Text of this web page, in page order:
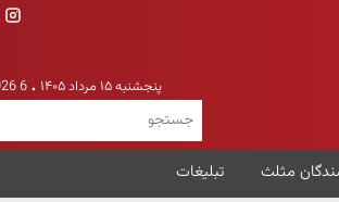
پنجشنبه ۱۵ مرداد ۱۴۰۵ 6 August 2026
مثلث تبلیغات